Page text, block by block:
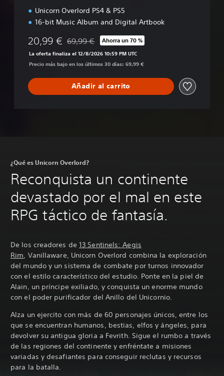
Unicorn Overlord PS4 & PS5
16-bit Music Album and Digital Artbook
20,99 € Rebajado del precio original de 69,99 €
69,99 € Ahorra un 70 %
La oferta finaliza el 12/8/2026 10:59 PM UTC
Precio más bajo en los últimos 30 días: 69,99 €
Añadir al carrito
¿Qué es Unicorn Overlord?
Reconquista un continente
devastado por el mal en este
RPG táctico de fantasía.
De los creadores de 13 Sentinels: Aegis
Rim, Vanillaware, Unicorn Overlord combina la exploración
del mundo y un sistema de combate por turnos innovador
con el estilo característico del estudio. Ponte en la piel de
Alain, un príncipe exiliado, y conquista un enorme mundo
con el poder purificador del Anillo del Unicornio.
Alza un ejercito con más de 60 personajes únicos, entre los
que se encuentran humanos, bestias, elfos y ángeles, para
devolver su antigua gloria a Fevrith. Sigue el rumbo a través
de las regiones del continente y enfréntate a misiones
variadas y desafiantes para conseguir reclutas y recursos
para la batalla.